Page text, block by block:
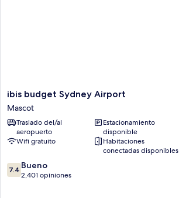
ibis
budget
Sydney
Airport
Mascot
ibis budget Sydney Airport
Mascot
Traslado del/al
aeropuerto
Estacionamiento
disponible
Wifi gratuito
Habitaciones
conectadas disponibles
7.4
de
7.4 Bueno
2,401 opiniones